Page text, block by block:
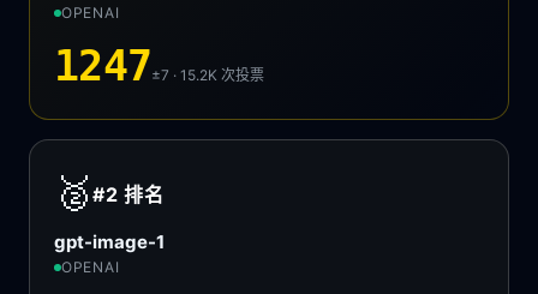
OPENAI
1247±7 · 15.2K次投票
🥈 #2排名
gpt-image-1
OPENAI